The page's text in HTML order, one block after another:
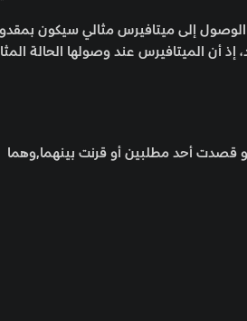
الوصول إلى ميتافيرس مثالي سيكون
أن الميتافيرس عند وصولها الحالة
قصدت أحد مطلبين أو قرنت بينهما,وهما